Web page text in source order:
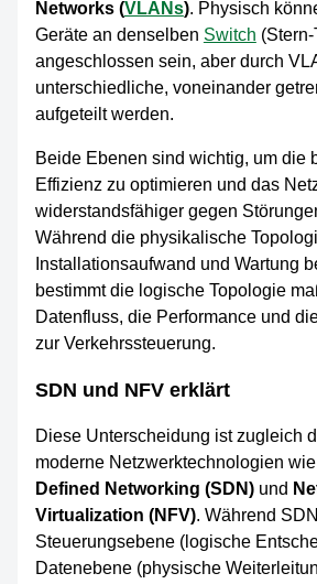
Networks (VLANs). Physisch
Geräte an denselben Switch
angeschlossen sein, aber durch
unterschiedliche, voneinander
aufgeteilt werden.
Beide Ebenen sind wichtig, um die
Effizienz zu optimieren und das
widerstandsfähiger gegen
Während die physikalische
Installationsaufwand und Wartung
bestimmt die logische Topologie
Datenfluss, die Performance und
zur Verkehrssteuerung.
SDN und NFV erklärt
Diese Unterscheidung ist zugleich
moderne Netzwerktechnologien wie
Defined Networking (SDN)und
Virtualization (NFV). Während
Steuerungsebene (logische
Datenebene (physische